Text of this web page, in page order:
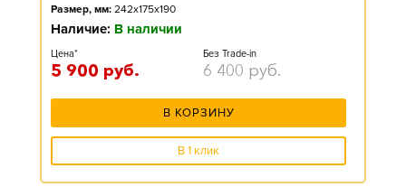
Размер, мм: 242x175x190
Наличие: В наличии
Цена*
5 900 руб.
Без Trade-in
6 400 руб.
В КОРЗИНУ
В 1 клик